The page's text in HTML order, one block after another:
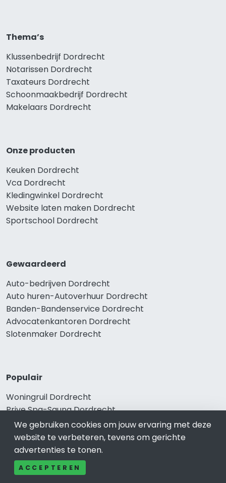
Thema’s
Klussenbedrijf Dordrecht
Notarissen Dordrecht
Taxateurs Dordrecht
Schoonmaakbedrijf Dordrecht
Makelaars Dordrecht
Onze producten
Keuken Dordrecht
Vca Dordrecht
Kledingwinkel Dordrecht
Website laten maken Dordrecht
Sportschool Dordrecht
Gewaardeerd
Auto-bedrijven Dordrecht
Auto huren-Autoverhuur Dordrecht
Banden-Bandenservice Dordrecht
Advocatenkantoren Dordrecht
Slotenmaker Dordrecht
Populair
Woningruil Dordrecht
Prive Spa-Sauna Dordrecht
Incassobureau Dordrecht
Bedrijfsruimte Dordrecht
Ongediertebestrijding Dordrecht
We gebruiken cookies om jouw ervaring met deze
website te verbeteren, tevens om gerichte
advertenties te tonen.
ACCEPTEREN